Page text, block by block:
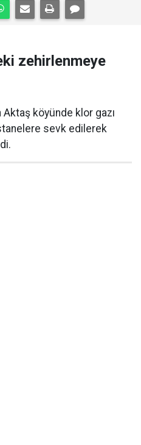
zehirlenmeye
Aktaş köyünde klor gazı
sevk edilerek